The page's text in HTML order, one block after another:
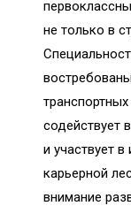
не только в
содействует
и участвует
карьерной
внимание